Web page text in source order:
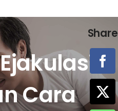
KAMI
Cara
Share